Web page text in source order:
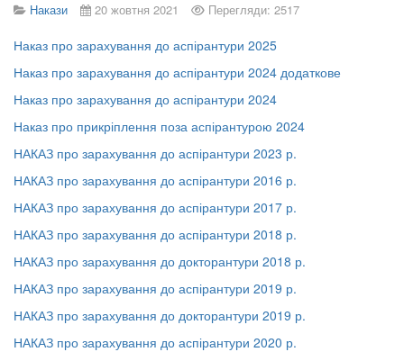
Накази 20 жовтня 2021 Перегляди: 2517
Наказ про зарахування до аспірантури 2025
Наказ про зарахування до аспірантури 2024 додаткове
Наказ про зарахування до аспірантури 2024
Наказ про прикріплення поза аспірантурою 2024
НАКАЗ про зарахування до аспірантури 2023 р.
НАКАЗ про зарахування до аспірантури 2016 р.
НАКАЗ про зарахування до аспірантури 2017 р.
НАКАЗ про зарахування до аспірантури 2018 р.
НАКАЗ про зарахування до докторантури 2018 р.
НАКАЗ про зарахування до аспірантури 2019 р.
НАКАЗ про зарахування до докторантури 2019 р.
НАКАЗ про зарахування до аспірантури 2020 р.